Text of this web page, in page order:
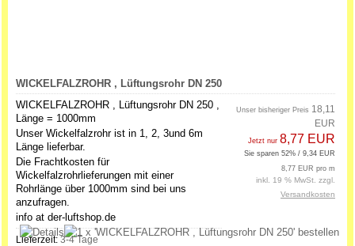
WICKELFALZROHR , Lüftungsrohr DN 250
WICKELFALZROHR , Lüftungsrohr DN 250 ,
Länge = 1000mm
Unser Wickelfalzrohr ist in 1, 2, 3und 6m
Länge lieferbar.
Die Frachtkosten für
Wickelfalzrohrlieferungen mit einer
Rohrlänge über 1000mm sind bei uns
anzufragen.
info at der-luftshop.de
Lieferzeit: 3-4 Tage
Unser bisheriger Preis 18,11
EUR
Jetzt nur 8,77 EUR
Sie sparen 52% / 9,34 EUR
8,77 EUR pro m
inkl. 19 % MwSt. zzgl.
Versandkosten